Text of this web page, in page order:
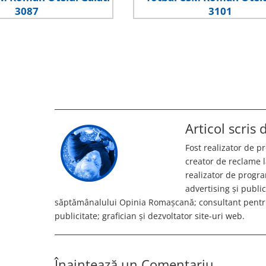
Articol scris
Fost realizator de
creator de reclame
realizator de
advertising și
săptămânalului Opinia Romașcană; consultant
publicitate; grafician și dezvoltator site-uri web.